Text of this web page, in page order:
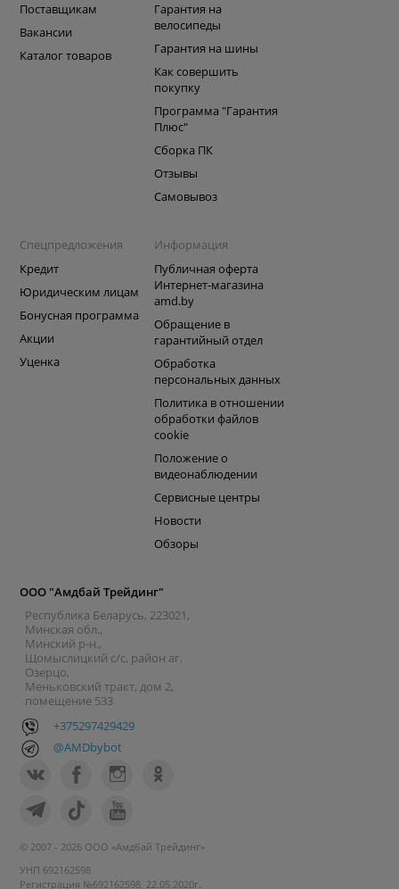
Поставщикам
Вакансии
Каталог товаров
Гарантия на
велосипеды
Гарантия на шины
Как совершить
покупку
Программа "Гарантия
Плюс"
Сборка ПК
Отзывы
Самовывоз
Спецпредложения
Кредит
Юридическим лицам
Бонусная программа
Акции
Уценка
Информация
Публичная оферта
Интернет-магазина
amd.by
Обращение в
гарантийный отдел
Обработка
персональных данных
Политика в отношении
обработки файлов
cookie
Положение о
видеонаблюдении
Сервисные центры
Новости
Обзоры
ООО "Амдбай Трейдинг"
Республика Беларусь, 223021,
Минская обл.,
Минский р-н.,
Щомыслицкий с/с, район аг.
Озерцо,
Меньковский тракт, дом 2,
помещение 533
+375297429429
@AMDbybot
© 2007 - 2026 ООО «Амдбай Трейдинг»
УНП 692162598
Регистрация №692162598, 22.05.2020г.